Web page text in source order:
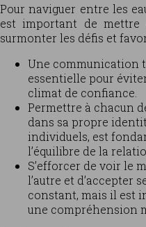
Pour naviguer entre les
est important de mettre
surmonter les défis et
Une communication
essentielle pour
climat de confiance.
Permettre à chacun
dans sa propre
individuels, est
l’équilibre de la
S’efforcer de voir le
l’autre et d’accepter
constant, mais il est
une compréhension